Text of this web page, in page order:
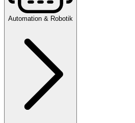
Automation & Robotik